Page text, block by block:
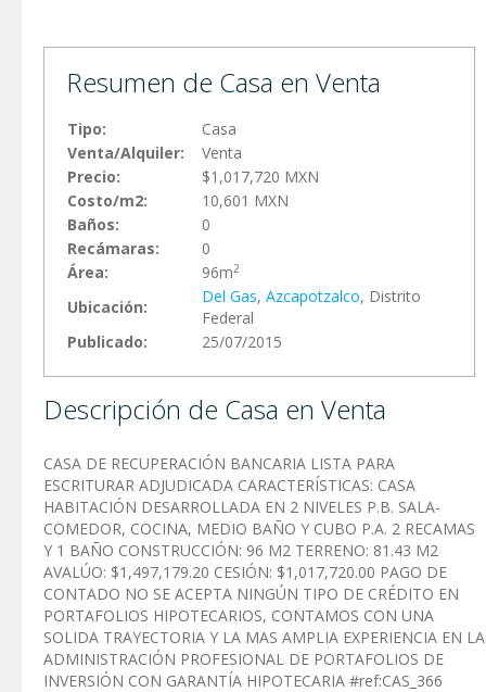
Resumen de Casa en Venta
Tipo:
Casa
Venta/Alquiler:
Venta
Precio:
$1,017,720 MXN
Costo/m2:
10,601 MXN
Baños:
0
Recámaras:
0
Área:
96m2
Ubicación:
Del Gas, Azcapotzalco, Distrito
Federal
Publicado:
25/07/2015
Descripción de Casa en Venta
CASA DE RECUPERACIÓN BANCARIA LISTA PARA
ESCRITURAR ADJUDICADA CARACTERÍSTICAS: CASA
HABITACIÓN DESARROLLADA EN 2 NIVELES P.B. SALA-
COMEDOR, COCINA, MEDIO BAÑO Y CUBO P.A. 2 RECAMAS
Y 1 BAÑO CONSTRUCCIÓN: 96 M2 TERRENO: 81.43 M2
AVALÚO: $1,497,179.20 CESIÓN: $1,017,720.00 PAGO DE
CONTADO NO SE ACEPTA NINGÚN TIPO DE CRÉDITO EN
PORTAFOLIOS HIPOTECARIOS, CONTAMOS CON UNA
SOLIDA TRAYECTORIA Y LA MAS AMPLIA EXPERIENCIA EN LA
ADMINISTRACIÓN PROFESIONAL DE PORTAFOLIOS DE
INVERSIÓN CON GARANTÍA HIPOTECARIA #ref:CAS_366